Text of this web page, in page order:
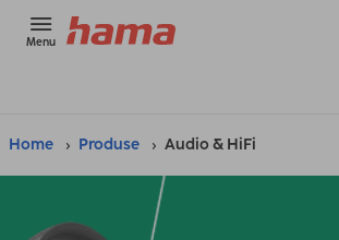
Menu
Home Produse Audio & HiFi